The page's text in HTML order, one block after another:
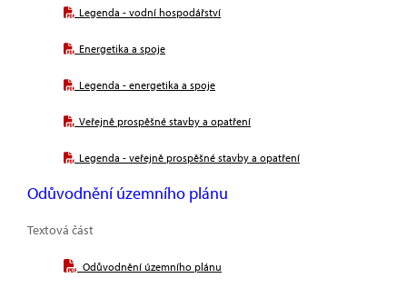
Legenda - vodní hospodářství
Energetika a spoje
Legenda - energetika a spoje
Veřejně prospěšné stavby a opatření
Legenda - veřejně prospěšné stavby a opatření
Odůvodnění územního plánu
Textová část
Odůvodnění územního plánu